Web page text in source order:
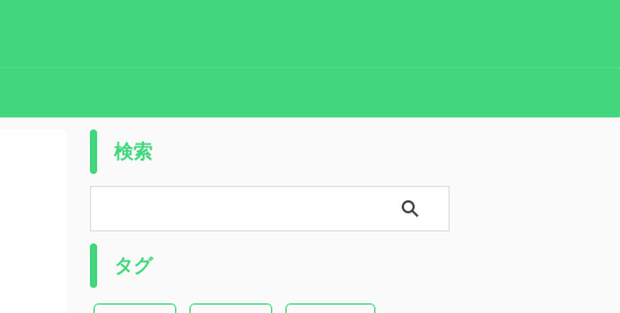
検索
タグ